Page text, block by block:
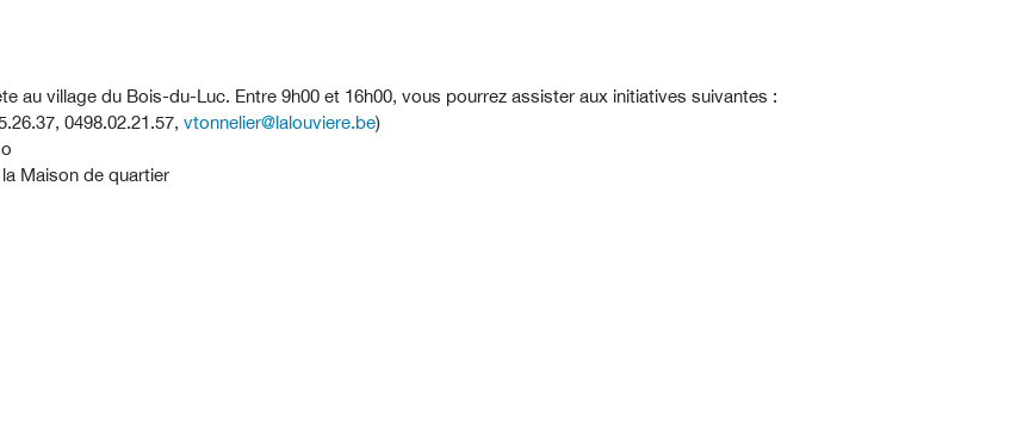
au village du Bois-du-Luc. Entre 9h00 et 16h00, vous pourrez assister aux initiatives suivantes :
0498.02.21.57,vtonnelier@lalouviere.be)
Maison de quartier